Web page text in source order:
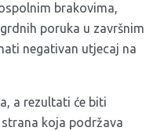
brakovima,
poruka u završnim
negativan utjecaj na
a rezultati će biti
koja podržava